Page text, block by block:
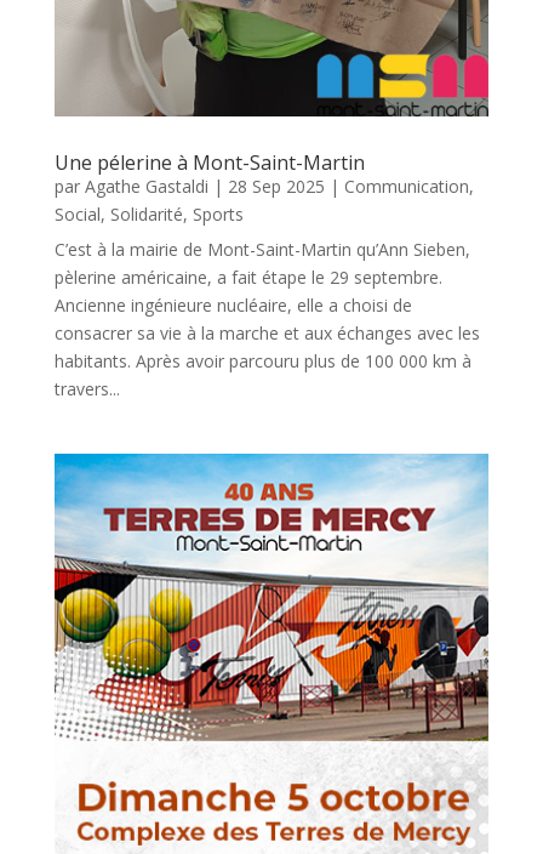
Une pélerine à Mont-Saint-Martin
par Agathe Gastaldi | 28 Sep 2025 | Communication,
Social, Solidarité, Sports
C’est à la mairie de Mont-Saint-Martin qu’Ann Sieben,
pèlerine américaine, a fait étape le 29 septembre.
Ancienne ingénieure nucléaire, elle a choisi de
consacrer sa vie à la marche et aux échanges avec les
habitants. Après avoir parcouru plus de 100 000 km à
travers...